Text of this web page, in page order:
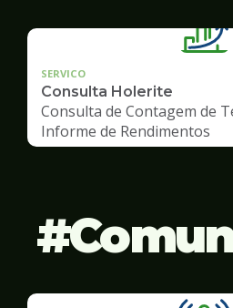
SERVICO
Consulta Holerite
Consulta de Contagem de
Informe de Rendimentos